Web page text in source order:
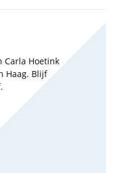
Carla Hoetink
Haag. Blijf